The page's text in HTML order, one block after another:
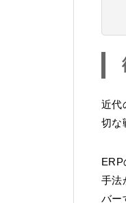
近代
切な
手法
バー